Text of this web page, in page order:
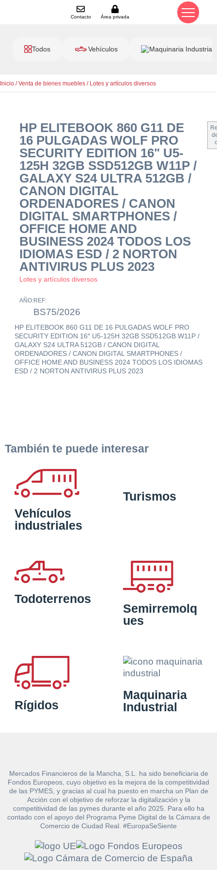
Contacto Área privada
Todos Vehículos Maquinaria Industrial
Inicio /Venta de bienes muebles / Lotes y artículos diversos
HP ELITEBOOK 860 G11 DE
16 PULGADAS WOLF PRO
SECURITY EDITION 16" U5-
125H 32GB SSD512GB W11P /
GALAXY S24 ULTRA 512GB /
CANON DIGITAL
ORDENADORES / CANON
DIGITAL SMARTPHONES /
OFFICE HOME AND
BUSINESS 2024 TODOS LOS
IDIOMAS ESD / 2 NORTON
ANTIVIRUS PLUS 2023
Lotes y artículos diversos
AÑO:REF:
BS75/2026
HP ELITEBOOK 860 G11 DE 16 PULGADAS WOLF PRO
SECURITY EDITION 16″ U5-125H 32GB SSD512GB W11P /
GALAXY S24 ULTRA 512GB / CANON DIGITAL
ORDENADORES / CANON DIGITAL SMARTPHONES /
OFFICE HOME AND BUSINESS 2024 TODOS LOS IDIOMAS
ESD / 2 NORTON ANTIVIRUS PLUS 2023
También te puede interesar
Vehículos
industriales
Turismos
Todoterrenos
Semirremolq
ues
Rígidos
Maquinaria
Industrial
Mercados Financieros de la Mancha, S.L. ha sido beneficiaria de
Fondos Europeos, cuyo objetivo es la mejora de la competitividad
de las PYMES, y gracias al cual ha puesto en marcha un Plan de
Acción con el objetivo de reforzar la digitalización y la
competitividad de las pymes durante el año 2025. Para ello ha
contado con el apoyo del Programa Pyme Digital de la Cámara de
Comercio de Ciudad Real. #EuropaSeSiente
Solicitar
documentación
sobre la peritación
Rellene este formulario y recibirá en su email el
Hacer Oferta
Razón social* CIF/DNI Ofertante*
Teléfono*